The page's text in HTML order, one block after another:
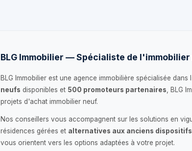
BLG Immobilier — Spécialiste de
BLG Immobilier est une agence immobilière spécialisée dans
neufs disponibles et 500 promoteurs partenaires , BLG
projets d'achat immobilier neuf.
Nos conseillers vous accompagnent sur les solutions en
résidences gérées et alternatives aux anciens
vous orientent vers les options adaptées à votre projet.